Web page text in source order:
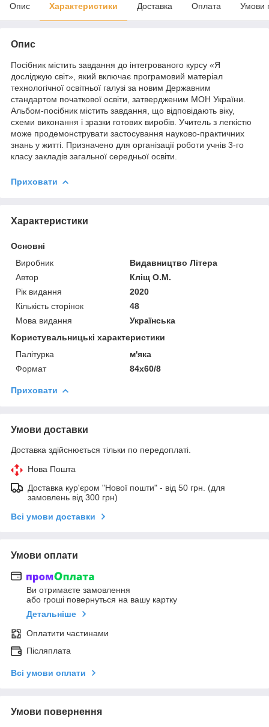
Опис Характеристики Доставка Оплата Умови
Опис
Посібник містить завдання до інтегрованого курсу «Я
досліджую світ», який включає програмовий матеріал
технологічної освітньої галузі за новим Державним
стандартом початкової освіти, затвердженим МОН України.
Альбом-посібник містить завдання, що відповідають віку,
схеми виконання і зразки готових виробів. Учитель з легкістю
може продемонструвати застосування науково-практичних
знань у житті. Призначено для організації роботи учнів 3-го
класу закладів загальної середньої освіти.
Приховати
Характеристики
Основні
Виробник
Видавництво Літера
Автор
Кліщ О.М.
Рік видання
2020
Кількість сторінок
48
Мова видання
Українська
Користувальницькі характеристики
Палітурка
м'яка
Формат
84х60/8
Приховати
Умови доставки
Доставка здійснюється тільки по передоплаті.
Нова Пошта
Доставка кур'єром "Нової пошти" - від 50 грн. (для
замовлень від 300 грн)
Всі умови доставки
Умови оплати
Ви отримаєте замовлення
або гроші повернуться на вашу картку
Детальніше
Оплатити частинами
Післяплата
Всі умови оплати
Умови повернення